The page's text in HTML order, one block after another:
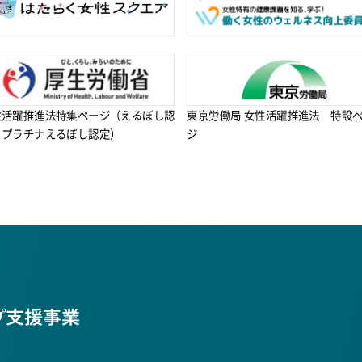
躍推進法特集ページ（えるぼし認
ラチナえるぼし認定）
東京労働局 女性活躍推進法 特設
ジ